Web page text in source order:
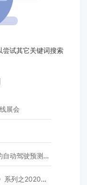
尝试其它关键词搜索
展会
预测模型挑战赛
年度开源峰会